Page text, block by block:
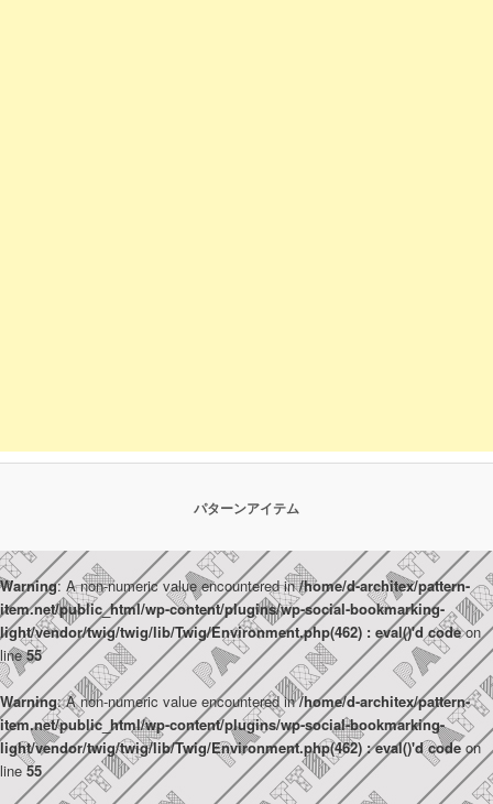
パターンアイテム
Warning: A non-numeric value encountered in/home/d-architex/pattern-
item.net/public_html/wp-content/plugins/wp-social-bookmarking-
light/vendor/twig/twig/lib/Twig/Environment.php(462) : eval()'d codeon
line55
Warning: A non-numeric value encountered in/home/d-architex/pattern-
item.net/public_html/wp-content/plugins/wp-social-bookmarking-
light/vendor/twig/twig/lib/Twig/Environment.php(462) : eval()'d codeon
line55